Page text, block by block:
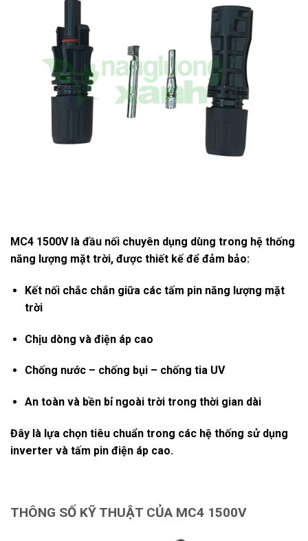
MC4 1500V là đầu nối chuyên dụng dùng trong hệ thống
năng lượng mặt trời, được thiết kế để đảm bảo:
Kết nối chắc chắn giữa các tấm pin năng lượng mặt
trời
Chịu dòng và điện áp cao
Chống nước – chống bụi – chống tia UV
An toàn và bền bỉ ngoài trời trong thời gian dài
Đây là lựa chọn tiêu chuẩn trong các hệ thống sử dụng
inverter và tấm pin điện áp cao.
THÔNG SỐ KỸ THUẬT CỦA MC4 1500V